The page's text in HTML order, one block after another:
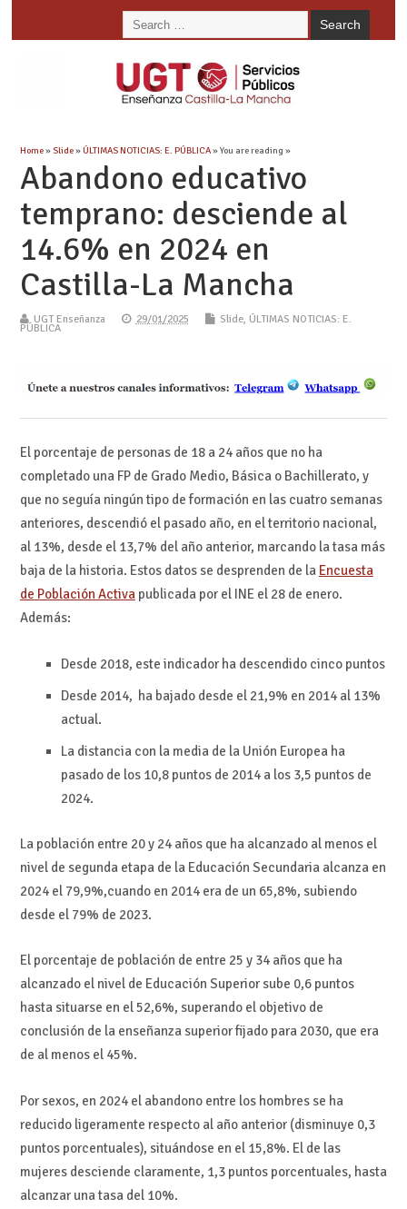
Home»Slide»ÚLTIMAS NOTICIAS: E. PÚBLICA» You are reading »
Abandono educativo
temprano: desciende al
14.6% en 2024 en
Castilla-La Mancha
UGT Enseñanza 29/01/2025 Slide, ÚLTIMAS NOTICIAS: E.
PÚBLICA
El porcentaje de personas de 18 a 24 años que no ha
completado una FP de Grado Medio, Básica o Bachillerato, y
que no seguía ningún tipo de formación en las cuatro semanas
anteriores, descendió el pasado año, en el territorio nacional,
al 13%, desde el 13,7% del año anterior, marcando la tasa más
baja de la historia. Estos datos se desprenden de la Encuesta
de Población Activapublicada por el INE el 28 de enero.
Además:
Desde 2018, este indicador ha descendido cinco puntos
Desde 2014, ha bajado desde el 21,9% en 2014 al 13%
actual.
La distancia con la media de la Unión Europea ha
pasado de los 10,8 puntos de 2014 a los 3,5 puntos de
2024.
La población entre 20 y 24 años que ha alcanzado al menos el
nivel de segunda etapa de la Educación Secundaria alcanza en
2024 el 79,9%,cuando en 2014 era de un 65,8%, subiendo
desde el 79% de 2023.
El porcentaje de población de entre 25 y 34 años que ha
alcanzado el nivel de Educación Superior sube 0,6 puntos
hasta situarse en el 52,6%, superando el objetivo de
conclusión de la enseñanza superior fijado para 2030, que era
de al menos el 45%.
Por sexos, en 2024 el abandono entre los hombres se ha
reducido ligeramente respecto al año anterior (disminuye 0,3
puntos porcentuales), situándose en el 15,8%. El de las
mujeres desciende claramente, 1,3 puntos porcentuales, hasta
alcanzar una tasa del 10%.